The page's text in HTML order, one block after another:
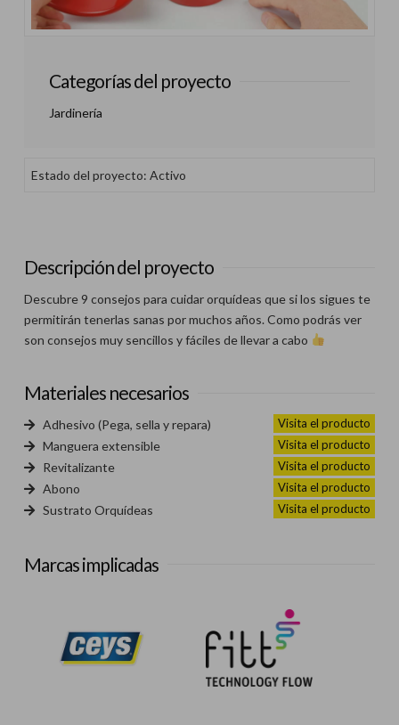
Categorías del proyecto
Jardinería
Estado del proyecto: Activo
Descripción del proyecto
Descubre 9 consejos para cuidar orquídeas que si los sigues te
permitirán tenerlas sanas por muchos años. Como podrás ver
son consejos muy sencillos y fáciles de llevar a cabo
Materiales necesarios
Adhesivo (Pega, sella y repara) Visita el producto
Manguera extensible Visita el producto
Revitalizante Visita el producto
Abono Visita el producto
Sustrato Orquídeas Visita el producto
Marcas implicadas